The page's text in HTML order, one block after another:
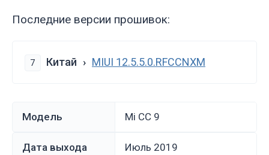
Последние версии прошивок:
7 Китай MIUI 12.5.5.0.RFCCNXM
Модель Mi CC 9
Дата выхода июль 2019